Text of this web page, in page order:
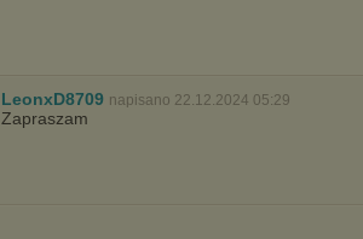
LeonxD8709 napisano 22.12.2024 05:29
Zapraszam